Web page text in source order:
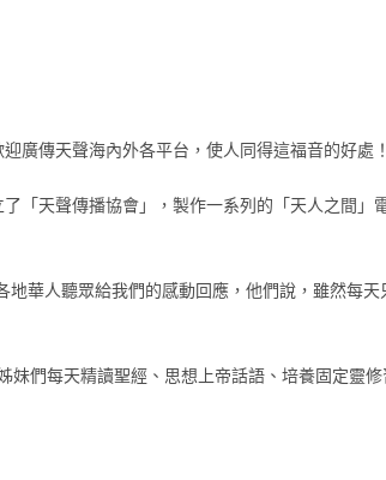
廣傳天聲海內外各平台，使人同得這福音的好處！
「天聲傳播協會」，製作一系列的「天人之間」
地華人聽眾給我們的感動回應，他們說，雖然每
妹們每天精讀聖經、思想上帝話語、培養固定靈